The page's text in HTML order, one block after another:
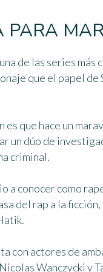
PARA
de las series más
que el papel
que hace un
un dúo de
criminal.
a conocer como
del rap a la ficción,
con actores de
Wanczycki y